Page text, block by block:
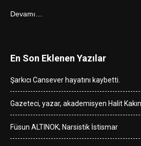
Devamı…
En Son Eklenen Yazılar
Şarkıcı Cansever hayatını kaybetti.
Gazeteci, yazar, akademisyen Halit
Füsun ALTINOK; Narsistik İstismar